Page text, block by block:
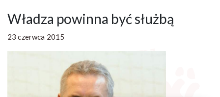
Władza powinna być służbą
23 czerwca 2015